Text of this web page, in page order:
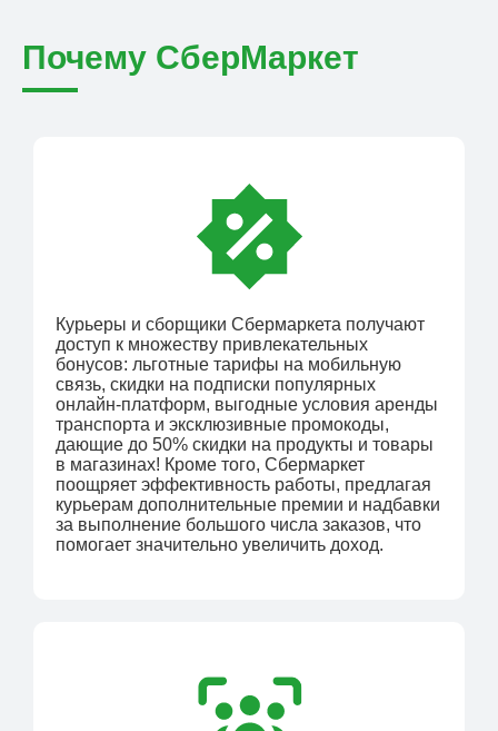
Почему СберМаркет
Курьеры и сборщики Сбермаркета получают
доступ к множеству привлекательных
бонусов: льготные тарифы на мобильную
связь, скидки на подписки популярных
онлайн-платформ, выгодные условия аренды
транспорта и эксклюзивные промокоды,
дающие до 50% скидки на продукты и товары
в магазинах! Кроме того, Сбермаркет
поощряет эффективность работы, предлагая
курьерам дополнительные премии и надбавки
за выполнение большого числа заказов, что
помогает значительно увеличить доход.